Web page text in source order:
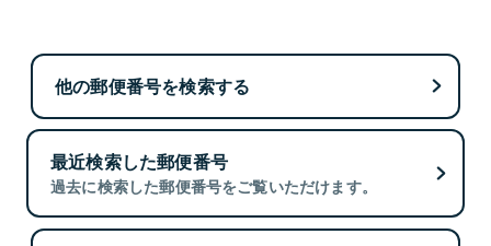
他の郵便番号を検索する
最近検索した郵便番号
過去に検索した郵便番号をご覧いただけます。